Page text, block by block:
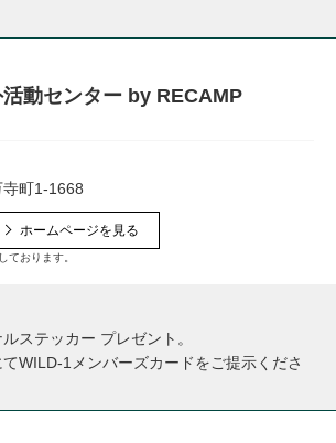
動センター by RECAMP
町1-1668
ております。
ホームページを見る
ステッカー プレゼント。
WILD-1メンバーズカードをご提示くださ